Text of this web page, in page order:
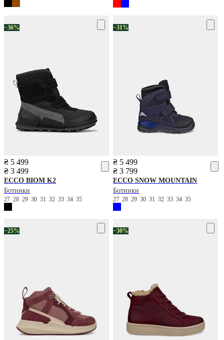
−36%
₴ 5 499
₴ 3 499
ECCO BIOM K2
Ботинки
27 28 29 30 31 32 33 34 35
−31%
₴ 5 499
₴ 3 799
ECCO SNOW MOUNTAIN
Ботинки
272829303132333435
−25% −30%